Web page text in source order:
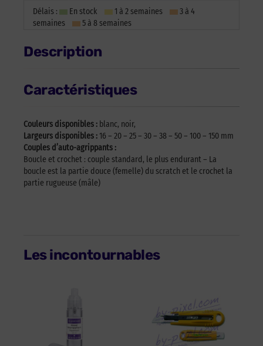
Délais : En stock 1 à 2 semaines
3 à 4
semaines
5 à 8 semaines
Description
Caractéristiques
Couleurs disponibles : blanc, noir,
Largeurs disponibles : 16 – 20 – 25 – 30 – 38 – 50 – 100 – 150 mm
Couples d’auto-agrippants :
Boucle et crochet : couple standard, le plus endurant – La
boucle est la partie douce (femelle) du scratch et le crochet la
partie rugueuse (mâle)
Les incontournables